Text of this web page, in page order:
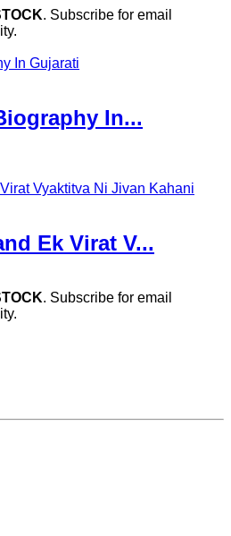
. Subscribe for email
In...
Ek Virat V...
. Subscribe for email